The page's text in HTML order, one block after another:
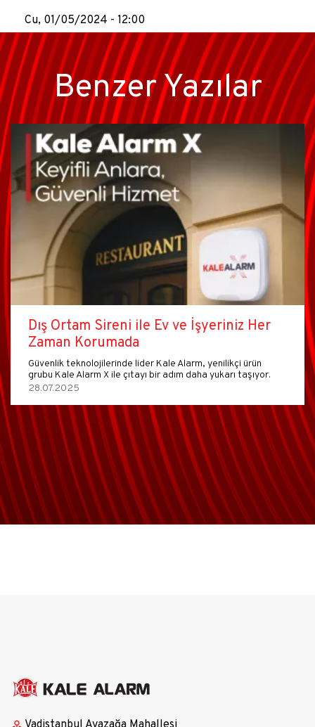
Cu, 01/05/2024 - 12:00
Benzer Yazılar
Dış Ortam Sireni ile Ev ve İşyeriniz Her
Zaman Korumada
Güvenlik teknolojilerinde lider Kale Alarm, yenilikçi ürün
grubu Kale Alarm X ile çıtayı bir adım daha yukarı taşıyor.
28.07.2025